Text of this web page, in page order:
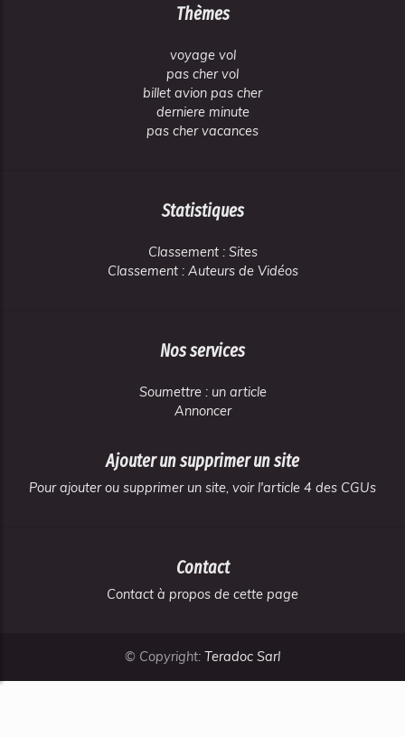
Thèmes
voyage vol
pas cher vol
billet avion pas cher
derniere minute
pas cher vacances
Statistiques
Classement : Sites
Classement : Auteurs de Vidéos
Nos services
Soumettre : un article
Annoncer
Ajouter un supprimer un site
Pour ajouter ou supprimer un site, voir l'article 4 des CGUs
Contact
Contact à propos de cette page
© Copyright: Teradoc Sarl